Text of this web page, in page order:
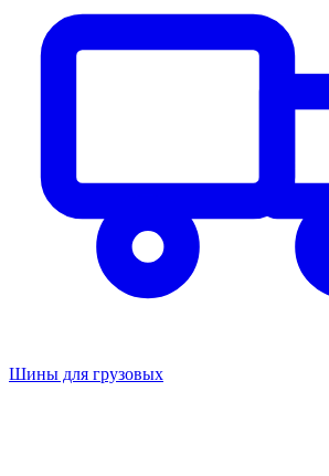
Шины для грузовых